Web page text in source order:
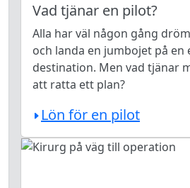
Vad tjänar en pilot?
Alla har väl någon gång
och landa en jumbojet på en
destination. Men vad tjänar
att ratta ett plan?
Lön för en pilot